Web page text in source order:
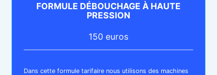
FORMULE DÉBOUCHAGE À HAUTE
PRESSION
150 euros
Dans cette formule tarifaire nous utilisons des machines